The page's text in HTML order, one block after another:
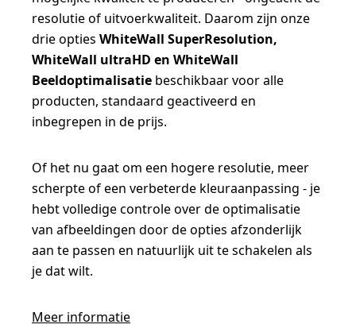
resolutie of uitvoerkwaliteit. Daarom zijn onze
drie opties WhiteWall SuperResolution,
WhiteWall ultraHD en WhiteWall
Beeldoptimalisatie beschikbaar voor alle
producten, standaard geactiveerd en
inbegrepen in de prijs.
Of het nu gaat om een hogere resolutie, meer
scherpte of een verbeterde kleuraanpassing - je
hebt volledige controle over de optimalisatie
van afbeeldingen door de opties afzonderlijk
aan te passen en natuurlijk uit te schakelen als
je dat wilt.
Meer informatie